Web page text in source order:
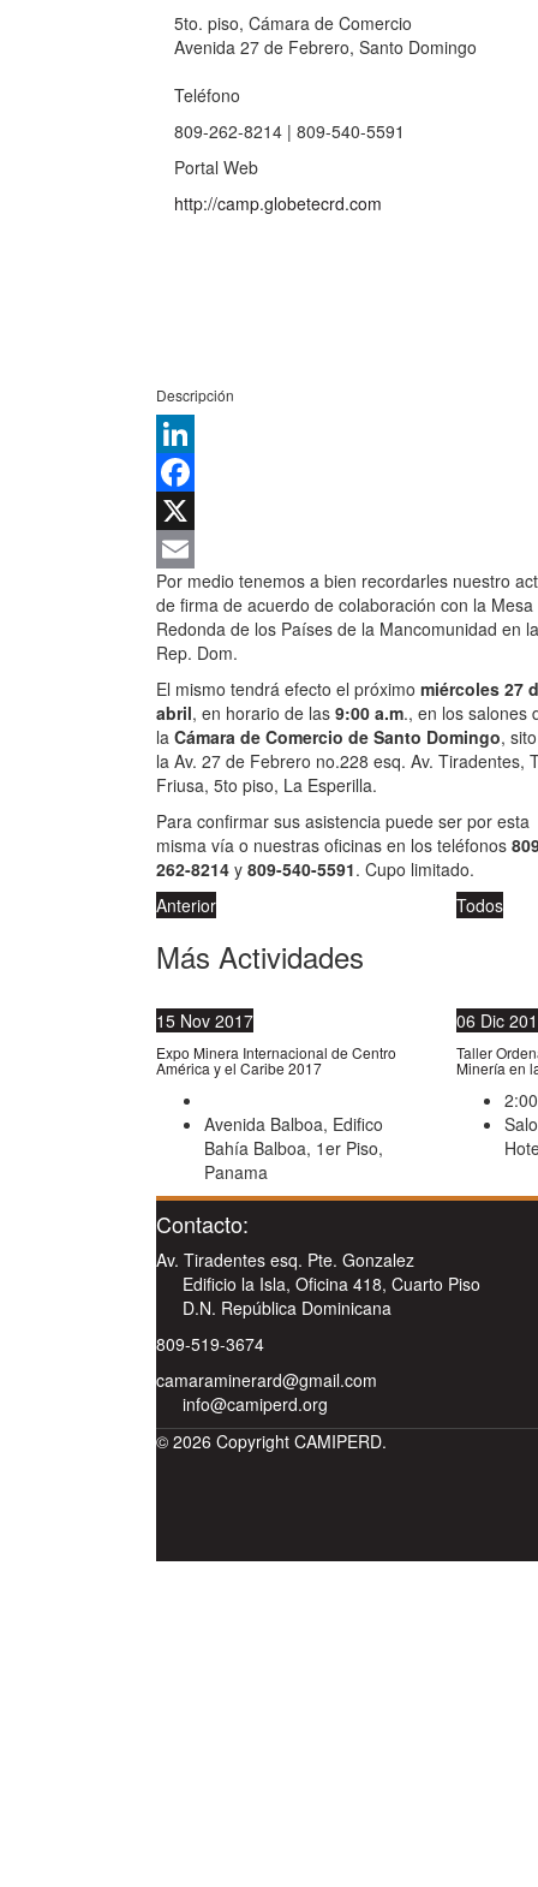
5to. piso, Cámara de Comercio
Avenida 27 de Febrero, Santo Domingo
Teléfono
809-262-8214 | 809-540-5591
Portal Web
http://camp.globetecrd.com
Descripción
LinkedIn
Facebook
X
Email
Por medio tenemos a bien recordarles nuestro
de firma de acuerdo de colaboración con la Mesa
Redonda de los Países de la Mancomunidad en la
Rep. Dom.
El mismo tendrá efecto el próximo miércoles 27
abril, en horario de las 9:00 a.m., en los salones
la Cámara de Comercio de Santo Domingo,
la Av. 27 de Febrero no.228 esq. Av. Tiradentes,
Friusa, 5to piso, La Esperilla.
Para confirmar sus asistencia puede ser por esta
misma vía o nuestras oficinas en los teléfonos
262-8214 y 809-540-5591. Cupo limitado.
Anterior
Todos
Más Actividades
15 Nov 2017
Expo Minera Internacional de Centro
América y el Caribe 2017
Avenida Balboa, Edifico
Bahía Balboa, 1er Piso,
Panama
06 Dic
Taller
Minería en
Contacto:
Av. Tiradentes esq. Pte. Gonzalez
Edificio la Isla, Oficina 418, Cuarto Piso
D.N. República Dominicana
809-519-3674
camaraminerard@gmail.com
info@camiperd.org
© 2026 Copyright CAMIPERD.